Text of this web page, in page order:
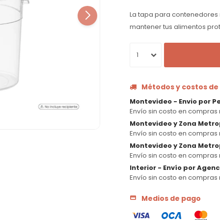
La tapa para
mantener tus alimentos
1
Métodos y costos
Montevideo - Envio por
Envío sin costo en
Montevideo y Zona
Envío sin costo en
Montevideo y Zona
Envío sin costo en compras
Interior - Envío por
Envío sin costo en
Medios de pago